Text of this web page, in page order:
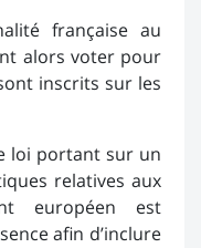
française au
alors voter pour
inscrits sur les
loi portant sur un
relatives aux
européen est
afin d’inclure